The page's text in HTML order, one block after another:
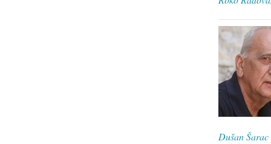
Dušan Šarac